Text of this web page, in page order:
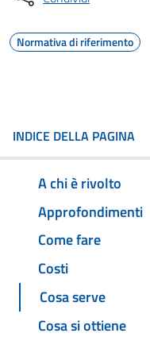
Normativa di riferimento
INDICE DELLA PAGINA
A chi è rivolto
Approfondimenti
Come fare
Costi
Cosa serve
Cosa si ottiene